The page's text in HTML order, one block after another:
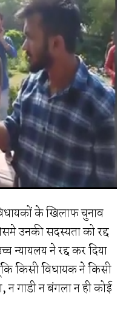
के खिलाफ चुनाव
उनकी सदस्यता को रद्द
न्यायलय ने रद्द कर दिया
किसी विधायक ने किसी
न गाडी न बंगला न ही कोई